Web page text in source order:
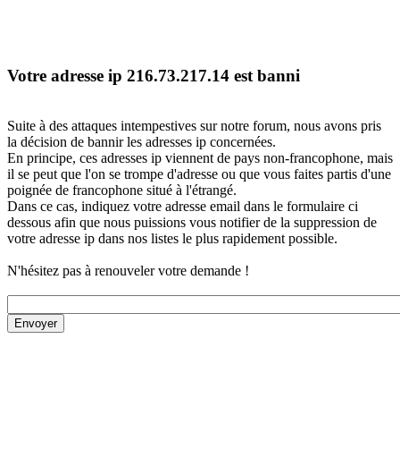
Votre adresse ip 216.73.217.14 est banni
Suite à des attaques intempestives sur notre forum, nous avons pris
la décision de bannir les adresses ip concernées.
En principe, ces adresses ip viennent de pays non-francophone, mais
il se peut que l'on se trompe d'adresse ou que vous faites partis d'une
poignée de francophone situé à l'étrangé.
Dans ce cas, indiquez votre adresse email dans le formulaire ci
dessous afin que nous puissions vous notifier de la suppression de
votre adresse ip dans nos listes le plus rapidement possible.
N'hésitez pas à renouveler votre demande !